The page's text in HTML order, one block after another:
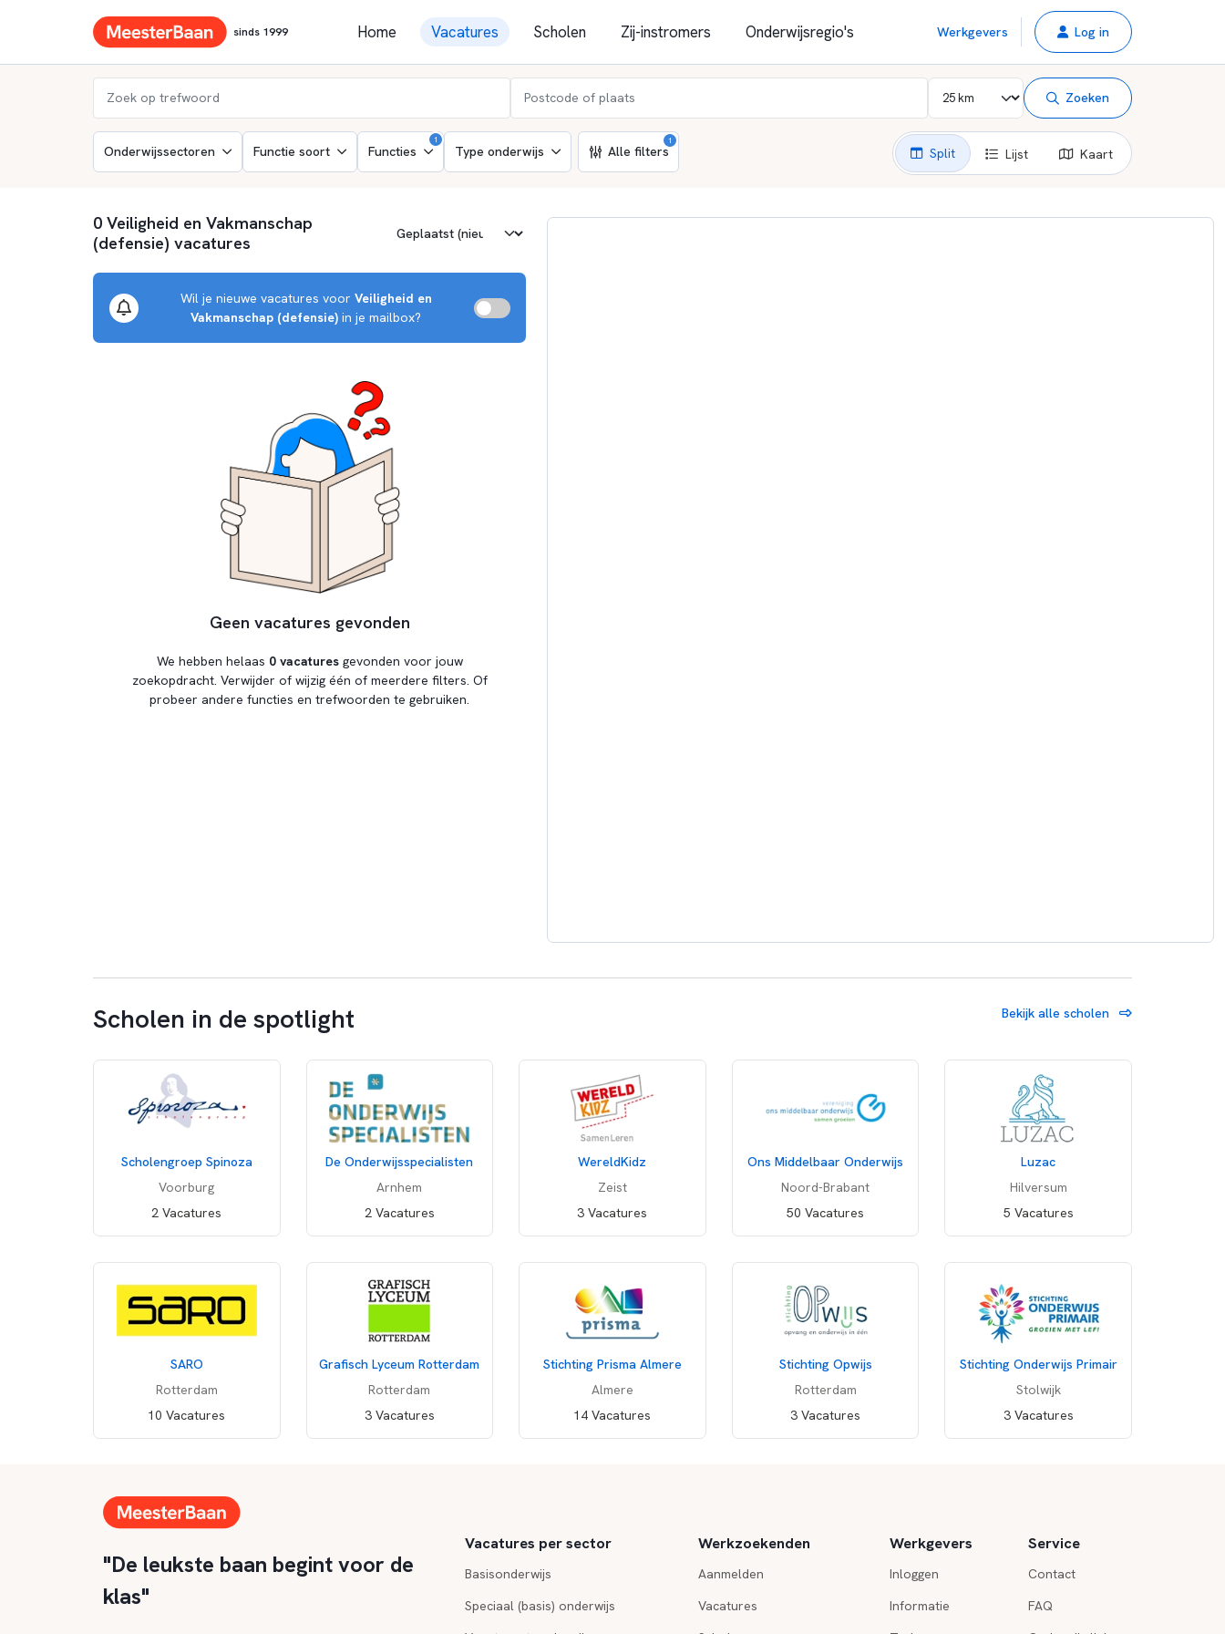
sinds 1999 Home Vacatures Scholen Zij-instromers Onderwijsregio's Werkgevers Log in
Zoeken
Onderwijssectoren Functie soort Functies
1
Type onderwijs Alle filters
1
Split Lijst Kaart
0 Veiligheid en Vakmanschap
(defensie) vacatures
Wil je nieuwe vacatures voor Veiligheid en
Vakmanschap (defensie) in je mailbox?
Geen vacatures gevonden
We hebben helaas 0 vacaturesgevonden voor jouw
zoekopdracht. Verwijder of wijzig één of meerdere filters. Of
probeer andere functies en trefwoorden te gebruiken.
Scholen in de spotlight Bekijk alle scholen
Scholengroep Spinoza
Voorburg
2 Vacatures
De Onderwijsspecialisten
Arnhem
2 Vacatures
WereldKidz
Zeist
3 Vacatures
Ons Middelbaar Onderwijs
Noord-Brabant
50 Vacatures
Luzac
Hilversum
5 Vacatures
SARO
Rotterdam
10 Vacatures
Grafisch Lyceum Rotterdam
Rotterdam
3 Vacatures
Stichting Prisma Almere
Almere
14 Vacatures
Stichting Opwijs
Rotterdam
3 Vacatures
Stichting Onderwijs Primair
Stolwijk
3 Vacatures
"De leukste baan begint voor de
klas"
Vacatures per sector
Basisonderwijs
Speciaal (basis) onderwijs
Werkzoekenden
Aanmelden
Vacatures
Werkgevers
Inloggen
Informatie
Service
Contact
FAQ